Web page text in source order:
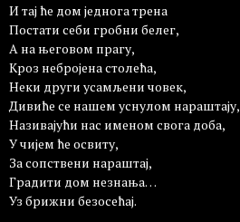
И тај ће дом једнога трена
Постати себи гробни белег,
А на његовом прагу,
Кроз небројена столећа,
Неки други усамљени човек,
Дивиће се нашем уснулом нараштају,
Називајући нас именом свога доба,
У чијем ће освиту,
За сопствени нараштај,
Градити дом незнања…
Уз брижни безосећај.